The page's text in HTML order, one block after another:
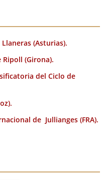
(Asturias).
(Girona).
del Ciclo de
de Jullianges (FRA).